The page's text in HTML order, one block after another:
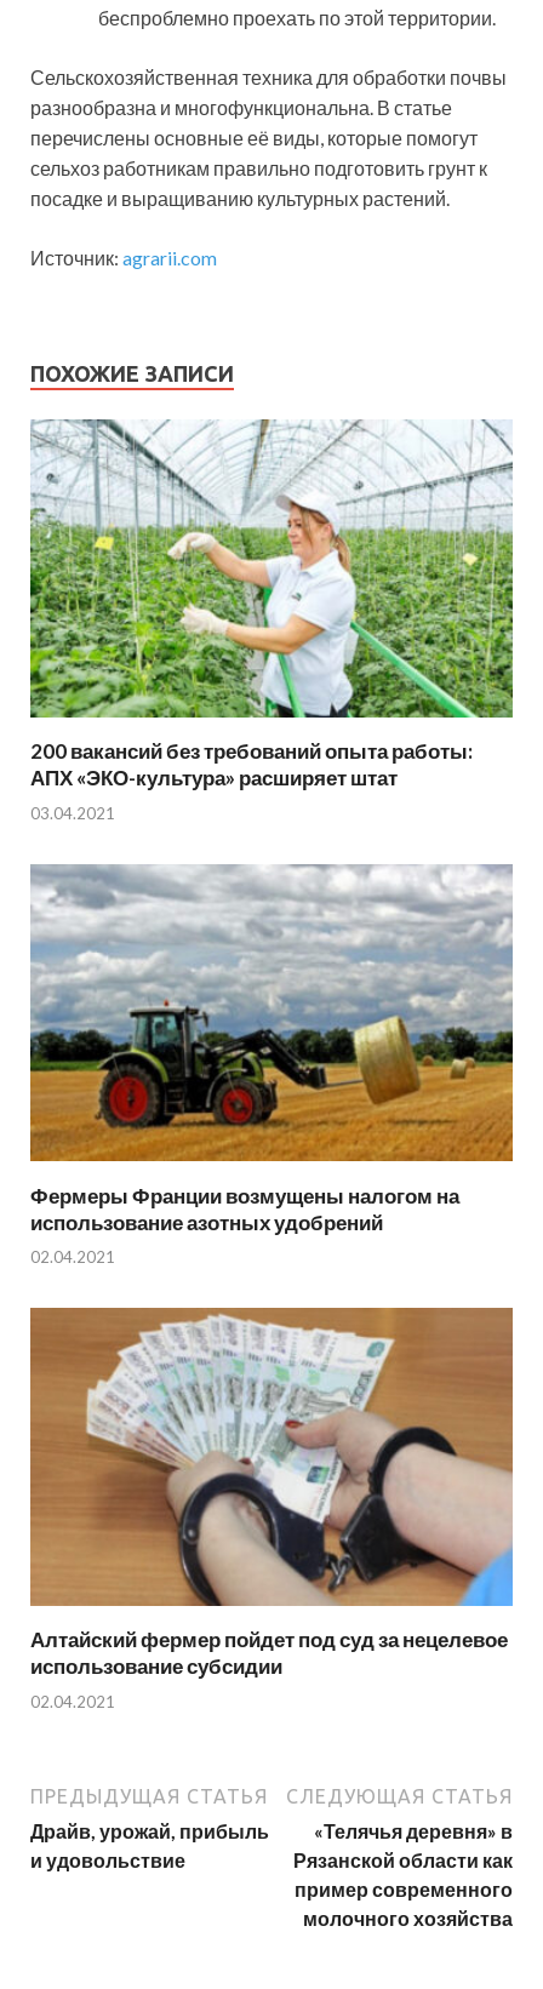
беспроблемно проехать по этой территории.
Сельскохозяйственная техника для обработки почвы
разнообразна и многофункциональна. В статье
перечислены основные её виды, которые помогут
сельхоз работникам правильно подготовить грунт к
посадке и выращиванию культурных растений.
Источник: agrarii.com
ПОХОЖИЕ ЗАПИСИ
200 вакансий без требований опыта работы:
АПХ «ЭКО-культура» расширяет штат
03.04.2021
Фермеры Франции возмущены налогом на
использование азотных удобрений
02.04.2021
Алтайский фермер пойдет под суд за нецелевое
использование субсидии
02.04.2021
ПРЕДЫДУЩАЯ СТАТЬЯ
Драйв, урожай, прибыль
и удовольствие
СЛЕДУЮЩАЯ СТАТЬЯ
«Телячья деревня» в
Рязанской области как
пример современного
молочного хозяйства